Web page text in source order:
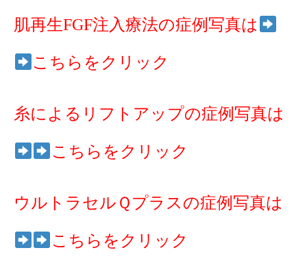
肌再生FGF注入療法の症例写真は
こちらをクリック
糸によるリフトアップの症例写真は
こちらをクリック
ウルトラセルＱプラスの症例写真は
こちらをクリック